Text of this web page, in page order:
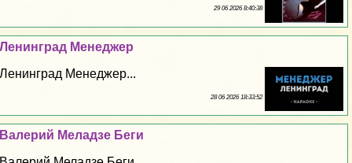
29 06 2026 8:40:38
Ленинград Менеджер
Ленинград Менеджер...
28 06 2026 18:33:52
Валерий Меладзе Беги